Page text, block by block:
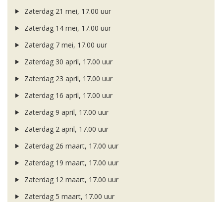
Zaterdag 21 mei, 17.00 uur
Zaterdag 14 mei, 17.00 uur
Zaterdag 7 mei, 17.00 uur
Zaterdag 30 april, 17.00 uur
Zaterdag 23 april, 17.00 uur
Zaterdag 16 april, 17.00 uur
Zaterdag 9 april, 17.00 uur
Zaterdag 2 april, 17.00 uur
Zaterdag 26 maart, 17.00 uur
Zaterdag 19 maart, 17.00 uur
Zaterdag 12 maart, 17.00 uur
Zaterdag 5 maart, 17.00 uur